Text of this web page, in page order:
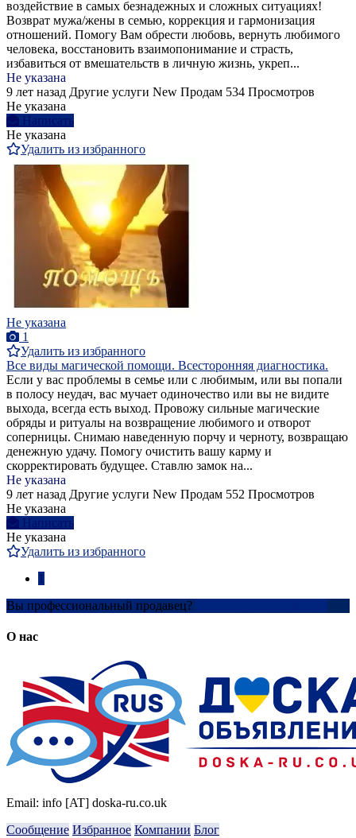
воздействие в самых безнадежных и сложных ситуациях!
Возврат мужа/жены в семью, коррекция и гармонизация
отношений. Помогу Вам обрести любовь, вернуть любимого
человека, восстановить взаимопонимание и страсть,
избавиться от вмешательств в личную жизнь, укреп...
Не указана
9 лет назад Другие услуги New Продам 534 Просмотров
Не указана
Написать
Не указана
Удалить из избранного
Не указана
1
Удалить из избранного
Все виды магической помощи. Всесторонняя диагностика.
Если у вас проблемы в семье или с любимым, или вы попали
в полосу неудач, вас мучает одиночество или вы не видите
выхода, всегда есть выход. Провожу сильные магические
обряды и ритуалы на возвращение любимого и отворот
соперницы. Снимаю наведенную порчу и черноту, возвращаю
денежную удачу. Помогу очистить вашу карму и
скорректировать будущее. Ставлю замок на...
Не указана
9 лет назад Другие услуги New Продам 552 Просмотров
Не указана
Написать
Не указана
Удалить из избранного
Вы профессиональный продавец?
О нас
Email: info [AT] doska-ru.co.uk
Сообщение Избранное Компании Блог